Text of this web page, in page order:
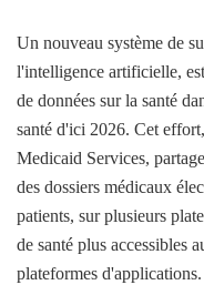
Un nouveau système de
l'intelligence artificielle,
de données sur la santé
santé d'ici 2026. Cet
Medicaid Services,
des dossiers médicaux
patients, sur plusieurs
de santé plus accessibles
plateformes